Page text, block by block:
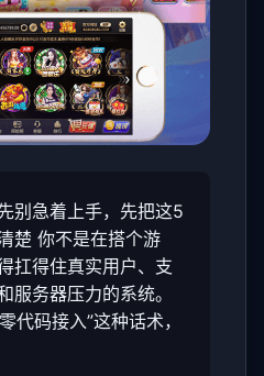
别急着上手，先把这5
楚 你不是在搭个游
扛得住真实用户、支
服务器压力的系统。
代码接入”这种话术，